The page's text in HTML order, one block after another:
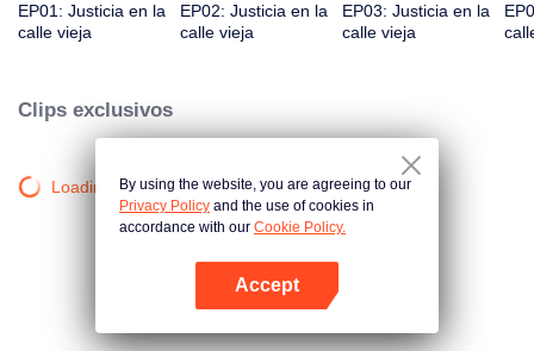
EP01: Justicia en la
calle vieja
EP02: Justicia en la
calle vieja
EP03: Justicia en la
calle vieja
Clips exclusivos
Loading…By using the website, you are agreeing to our
Privacy Policy and the use of cookies in
accordance with our Cookie Policy.
Accept